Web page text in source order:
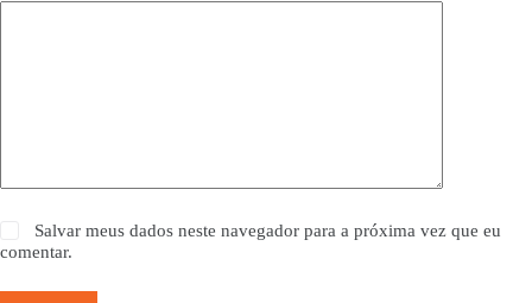
Salvar meus dados neste navegador para a próxima vez que eu
comentar.